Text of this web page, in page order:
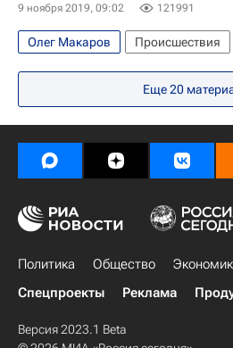
9 ноября 2019, 09:02 121991
Олег Макаров
Происшествия
Смоленская область
Алексей
Еще20
Политика Общество
Спецпроекты
Реклама
Версия 2023.1 Beta